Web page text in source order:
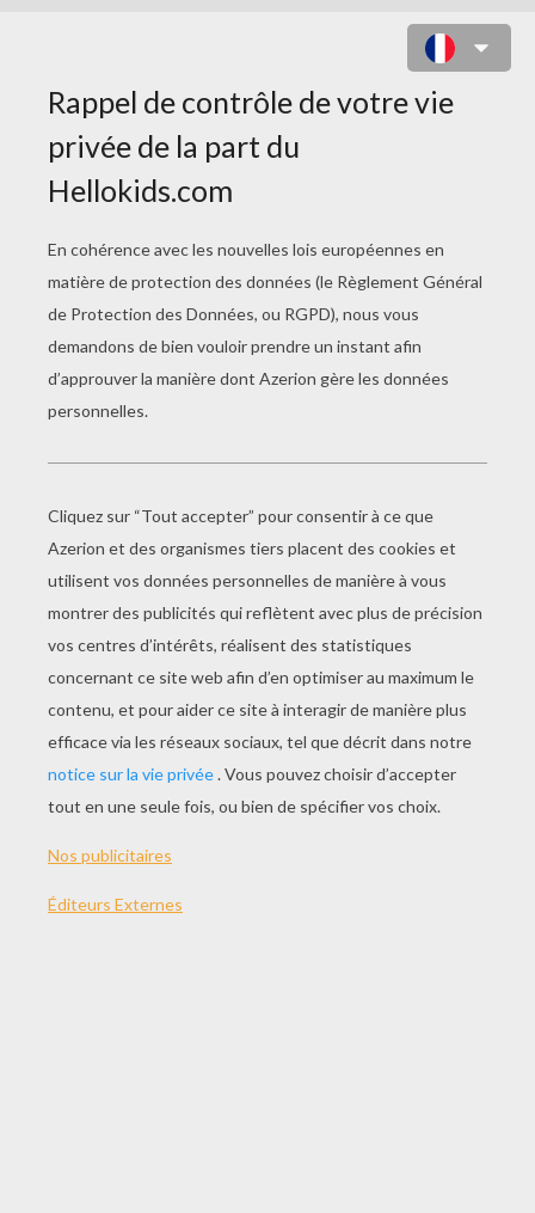
DÉGUISEMENT